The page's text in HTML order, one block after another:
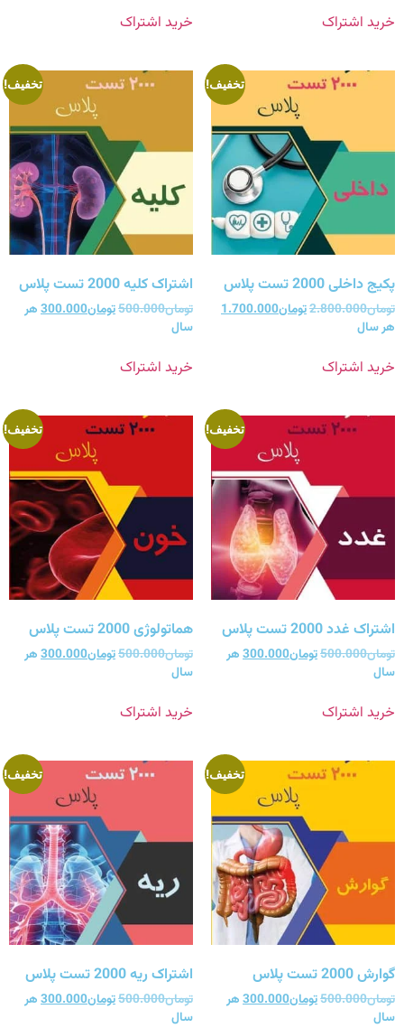
خرید اشتراک خرید اشتراک
تخفیف!
پکیج داخلی 2000 تست پلاس
تومان2.800.000تومان1.700.000
هر سال
خرید اشتراک
تخفیف!
اشتراک کلیه 2000 تست پلاس
تومان500.000تومان300.000هر
سال
خرید اشتراک
تخفیف!
اشتراک غدد 2000 تست پلاس
تومان500.000تومان300.000هر
سال
خرید اشتراک
تخفیف!
هماتولوژی 2000 تست پلاس
تومان500.000تومان300.000هر
سال
خرید اشتراک
تخفیف!
گوارش 2000 تست پلاس
تومان500.000تومان300.000هر
سال
تخفیف!
اشتراک ریه 2000 تست پلاس
تومان500.000تومان300.000هر
سال